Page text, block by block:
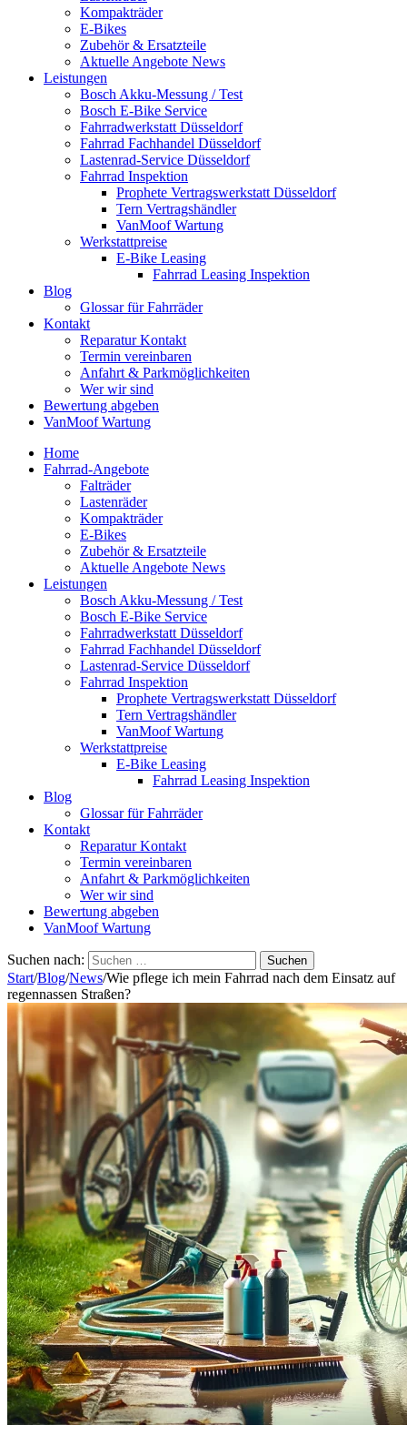
Kompakträder
E-Bikes
Zubehör & Ersatzteile
Aktuelle Angebote News
Leistungen
Bosch Akku-Messung / Test
Bosch E-Bike Service
Fahrradwerkstatt Düsseldorf
Fahrrad Fachhandel Düsseldorf
Lastenrad-Service Düsseldorf
Fahrrad Inspektion
Prophete Vertragswerkstatt Düsseldorf
Tern Vertragshändler
VanMoof Wartung
Werkstattpreise
E-Bike Leasing
Fahrrad Leasing Inspektion
Blog
Glossar für Fahrräder
Kontakt
Reparatur Kontakt
Termin vereinbaren
Anfahrt & Parkmöglichkeiten
Wer wir sind
Bewertung abgeben
VanMoof Wartung
Home
Fahrrad-Angebote
Falträder
Lastenräder
Kompakträder
E-Bikes
Zubehör & Ersatzteile
Aktuelle Angebote News
Leistungen
Bosch Akku-Messung / Test
Bosch E-Bike Service
Fahrradwerkstatt Düsseldorf
Fahrrad Fachhandel Düsseldorf
Lastenrad-Service Düsseldorf
Fahrrad Inspektion
Prophete Vertragswerkstatt Düsseldorf
Tern Vertragshändler
VanMoof Wartung
Werkstattpreise
E-Bike Leasing
Fahrrad Leasing Inspektion
Blog
Glossar für Fahrräder
Kontakt
Reparatur Kontakt
Termin vereinbaren
Anfahrt & Parkmöglichkeiten
Wer wir sind
Bewertung abgeben
VanMoof Wartung
Suchen nach:
Start/Blog/News/Wie pflege ich mein Fahrrad nach dem Einsatz auf
regennassen Straßen?